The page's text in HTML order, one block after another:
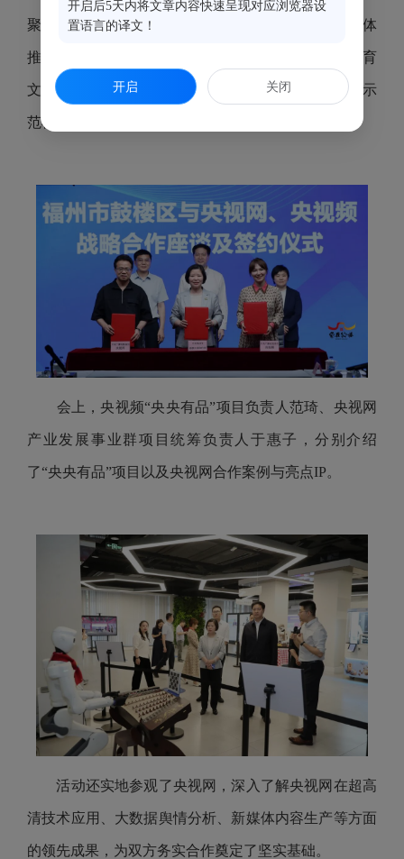
聚焦文旅融合、闽都文化传承、数字经济发展、新媒体
推广等重点领域，开展全方位、深层次合作，加快培育
文旅融合新业态、新模式，共同打造央地协同发展的示
范样板。
会上，央视频“央央有品”项目负责人范琦、央视网
产业发展事业群项目统筹负责人于惠子，分别介绍
了“央央有品”项目以及央视网合作案例与亮点IP。
活动还实地参观了央视网，深入了解央视网在超高
清技术应用、大数据舆情分析、新媒体内容生产等方面
的领先成果，为双方务实合作奠定了坚实基础。
开启后5天内将文章内容快速呈现对应浏览器设
置语言的译文！
开启 关闭